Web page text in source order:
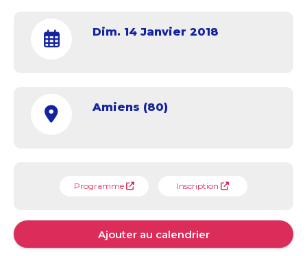
Dim. 14 Janvier 2018
Amiens (80)
Programme Inscription
Ajouter au calendrier